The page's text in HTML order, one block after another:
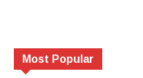
Most Popular